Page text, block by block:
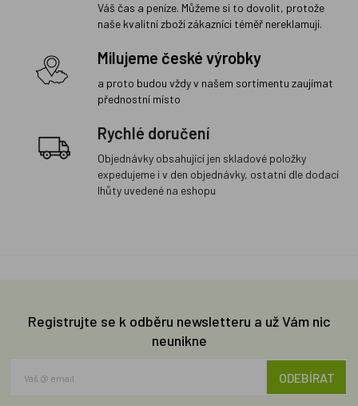
Váš čas a peníze. Můžeme si to dovolit, protože
naše kvalitní zboží zákazníci téměř nereklamují.
Milujeme české výrobky
a proto budou vždy v našem sortimentu zaujímat
přednostní místo
Rychlé doručení
Objednávky obsahující jen skladové položky
expedujeme i v den objednávky, ostatní dle dodací
lhůty uvedené na eshopu
Registrujte se k odběru newsletteru a už Vám nic
neunikne
ODEBÍRAT